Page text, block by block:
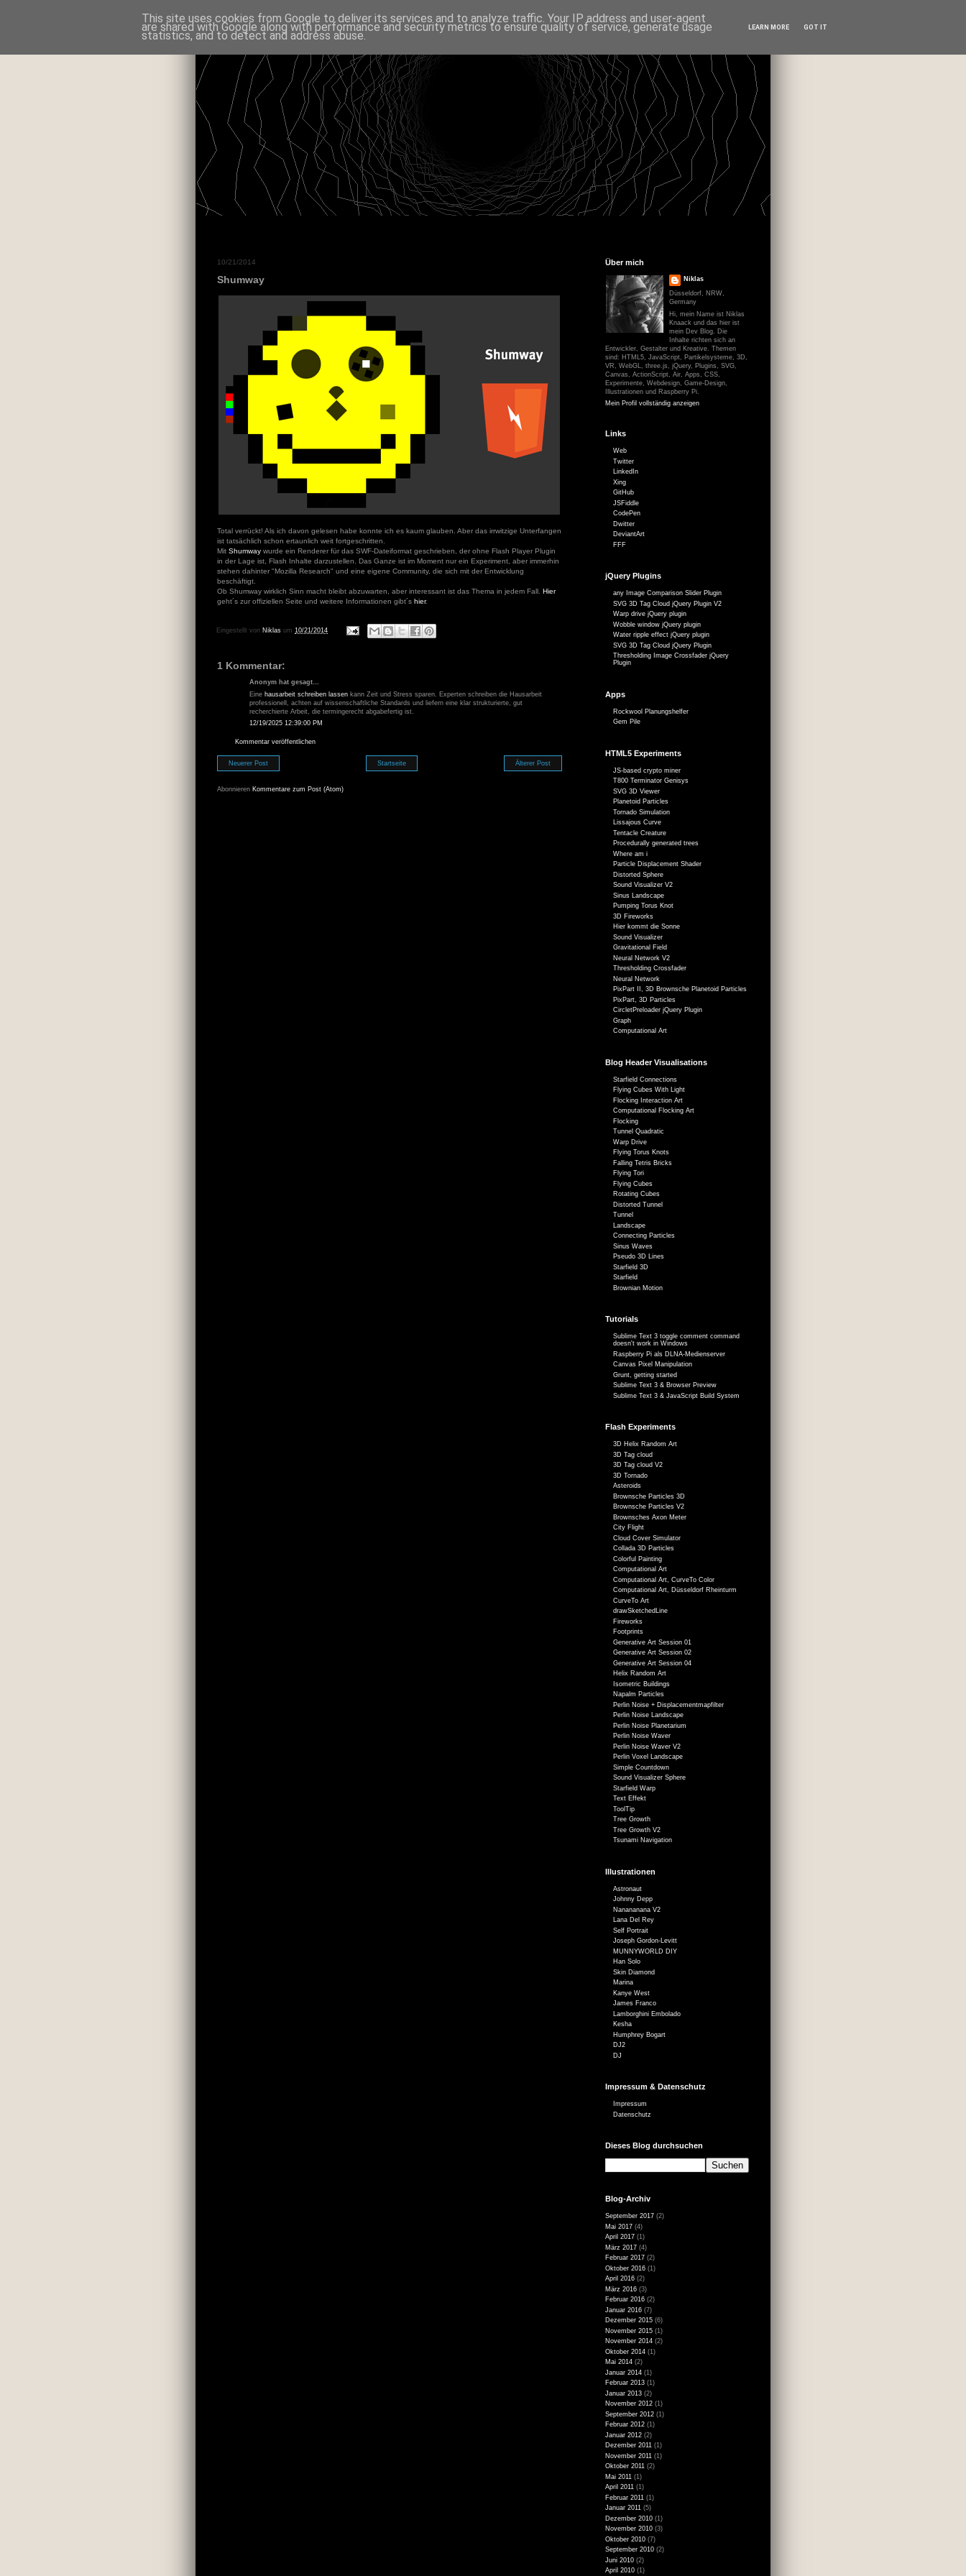
10/21/2014
Shumway
Total verrückt! Als ich davon gelesen habe konnte ich es kaum glauben. Aber das irrwitzige Unterfangen
ist tatsächlich schon ertaunlich weit fortgeschritten.
Mit Shumway wurde ein Renderer für das SWF-Dateiformat geschrieben, der ohne Flash Player Plugin
in der Lage ist, Flash Inhalte darzustellen. Das Ganze ist im Moment nur ein Experiment, aber immerhin
stehen dahinter "Mozilla Research" und eine eigene Community, die sich mit der Entwicklung
beschäftigt.
Ob Shumway wirklich Sinn macht bleibt abzuwarten, aber interessant ist das Thema in jedem Fall. Hier
geht´s zur offiziellen Seite und weitere Informationen gibt´s hier.
Eingestellt von Niklas um 10/21/2014
1 Kommentar:
Anonym hat gesagt…
Eine hausarbeit schreiben lassen kann Zeit und Stress sparen. Experten schreiben die Hausarbeit
professionell, achten auf wissenschaftliche Standards und liefern eine klar strukturierte, gut
recherchierte Arbeit, die termingerecht abgabefertig ist.
12/19/2025 12:39:00 PM
Kommentar veröffentlichen
Neuerer Post Älterer Post
Startseite
Abonnieren Kommentare zum Post (Atom)
Über mich
Niklas
Düsseldorf, NRW,
Germany
Hi, mein Name ist Niklas
Knaack und das hier ist
mein Dev Blog. Die
Inhalte richten sich an
Entwickler, Gestalter und Kreative. Themen
sind: HTML5, JavaScript, Partikelsysteme, 3D,
VR, WebGL, three.js, jQuery, Plugins, SVG,
Canvas, ActionScript, Air, Apps, CSS,
Experimente, Webdesign, Game-Design,
Illustrationen und Raspberry Pi.
Mein Profil vollständig anzeigen
Links
Web
Twitter
LinkedIn
Xing
GitHub
JSFiddle
CodePen
Dwitter
DeviantArt
FFF
jQuery Plugins
any Image Comparison Slider Plugin
SVG 3D Tag Cloud jQuery Plugin V2
Warp drive jQuery plugin
Wobble window jQuery plugin
Water ripple effect jQuery plugin
SVG 3D Tag Cloud jQuery Plugin
Thresholding Image Crossfader jQuery
Plugin
Apps
Rockwool Planungshelfer
Gem Pile
HTML5 Experiments
JS-based crypto miner
T800 Terminator Genisys
SVG 3D Viewer
Planetoid Particles
Tornado Simulation
Lissajous Curve
Tentacle Creature
Procedurally generated trees
Where am i
Particle Displacement Shader
Distorted Sphere
Sound Visualizer V2
Sinus Landscape
Pumping Torus Knot
3D Fireworks
Hier kommt die Sonne
Sound Visualizer
Gravitational Field
Neural Network V2
Thresholding Crossfader
Neural Network
PixPart II, 3D Brownsche Planetoid Particles
PixPart, 3D Particles
CircletPreloader jQuery Plugin
Graph
Computational Art
Blog Header Visualisations
Starfield Connections
Flying Cubes With Light
Flocking Interaction Art
Computational Flocking Art
Flocking
Tunnel Quadratic
Warp Drive
Flying Torus Knots
Falling Tetris Bricks
Flying Tori
Flying Cubes
Rotating Cubes
Distorted Tunnel
Tunnel
Landscape
Connecting Particles
Sinus Waves
Pseudo 3D Lines
Starfield 3D
Starfield
Brownian Motion
Tutorials
Sublime Text 3 toggle comment command
doesn't work in Windows
Raspberry Pi als DLNA-Medienserver
Canvas Pixel Manipulation
Grunt, getting started
Sublime Text 3 & Browser Preview
Sublime Text 3 & JavaScript Build System
Flash Experiments
3D Helix Random Art
3D Tag cloud
3D Tag cloud V2
3D Tornado
Asteroids
Brownsche Particles 3D
Brownsche Particles V2
Brownsches Axon Meter
City Flight
Cloud Cover Simulator
Collada 3D Particles
Colorful Painting
Computational Art
Computational Art, CurveTo Color
Computational Art, Düsseldorf Rheinturm
CurveTo Art
drawSketchedLine
Fireworks
Footprints
Generative Art Session 01
Generative Art Session 02
Generative Art Session 04
Helix Random Art
Isometric Buildings
Napalm Particles
Perlin Noise + Displacementmapfilter
Perlin Noise Landscape
Perlin Noise Planetarium
Perlin Noise Waver
Perlin Noise Waver V2
Perlin Voxel Landscape
Simple Countdown
Sound Visualizer Sphere
Starfield Warp
Text Effekt
ToolTip
Tree Growth
Tree Growth V2
Tsunami Navigation
Illustrationen
Astronaut
Johnny Depp
Nanananana V2
Lana Del Rey
Self Portrait
Joseph Gordon-Levitt
MUNNYWORLD DIY
Han Solo
Skin Diamond
Marina
Kanye West
James Franco
Lamborghini Embolado
Kesha
Humphrey Bogart
DJ2
DJ
Impressum & Datenschutz
Impressum
Datenschutz
Dieses Blog durchsuchen
Blog-Archiv
September 2017 (2)
Mai 2017 (4)
April 2017 (1)
März 2017 (4)
Februar 2017 (2)
Oktober 2016 (1)
April 2016 (2)
März 2016 (3)
Februar 2016 (2)
Januar 2016 (7)
Dezember 2015 (6)
November 2015 (1)
November 2014 (2)
Oktober 2014 (1)
Mai 2014 (2)
Januar 2014 (1)
Februar 2013 (1)
Januar 2013 (2)
November 2012 (1)
September 2012 (1)
Februar 2012 (1)
Januar 2012 (2)
Dezember 2011 (1)
November 2011 (1)
Oktober 2011 (2)
Mai 2011 (1)
April 2011 (1)
Februar 2011 (1)
Januar 2011 (5)
Dezember 2010 (1)
November 2010 (3)
Oktober 2010 (7)
September 2010 (2)
Juni 2010 (2)
April 2010 (1)
This site uses cookies from Google to deliver its services and to analyze traffic. Your IP address and user-agent
are shared with Google along with performance and security metrics to ensure quality of service, generate usage
statistics, and to detect and address abuse.
LEARN MORE GOT IT